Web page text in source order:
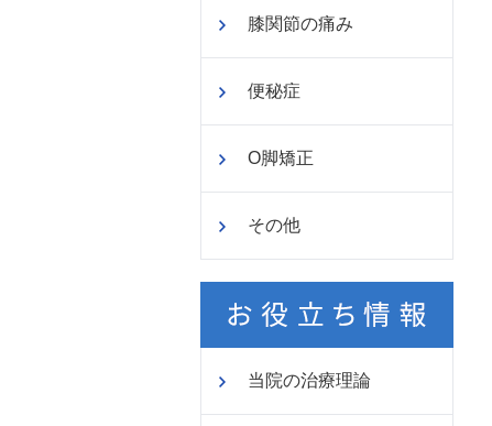
膝関節の痛み
便秘症
O脚矯正
その他
当院の治療理論